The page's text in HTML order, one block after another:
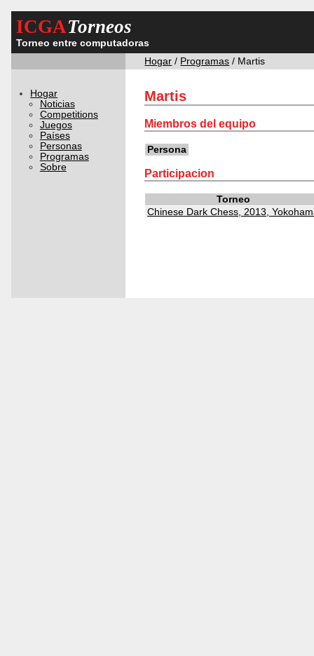
ICGATorneos
Torneo entre computadoras
Hogar / Programas / Martis
Hogar
Noticias
Competitions
Juegos
Países
Personas
Programas
Sobre
Martis
Miembros del equipo
Persona
Participacion
Torneo
Chinese Dark Chess, 2013,